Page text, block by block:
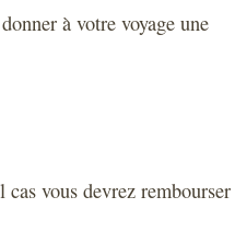
à votre voyage une
vous devrez rembourser